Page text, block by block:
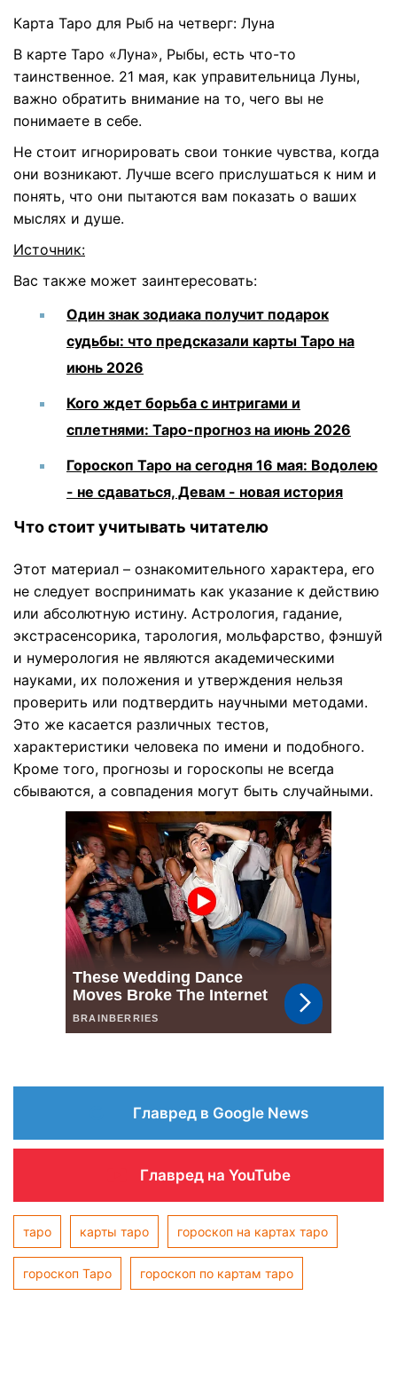
Карта Таро для Рыб на четверг: Луна
В карте Таро «Луна», Рыбы, есть что-то
таинственное. 21 мая, как управительница Луны,
важно обратить внимание на то, чего вы не
понимаете в себе.
Не стоит игнорировать свои тонкие чувства, когда
они возникают. Лучше всего прислушаться к ним и
понять, что они пытаются вам показать о ваших
мыслях и душе.
Источник:
Вас также может заинтересовать:
Один знак зодиака получит подарок
судьбы: что предсказали карты Таро на
июнь 2026
Кого ждет борьба с интригами и
сплетнями: Таро-прогноз на июнь 2026
Гороскоп Таро на сегодня 16 мая: Водолею
- не сдаваться, Девам - новая история
Что стоит учитывать читателю
Этот материал – ознакомительного характера, его
не следует воспринимать как указание к действию
или абсолютную истину. Астрология, гадание,
экстрасенсорика, тарология, мольфарство, фэншуй
и нумерология не являются академическими
науками, их положения и утверждения нельзя
проверить или подтвердить научными методами.
Это же касается различных тестов,
характеристики человека по имени и подобного.
Кроме того, прогнозы и гороскопы не всегда
сбываются, а совпадения могут быть случайными.
Главред в Google News
Главред на YouTube
таро карты таро гороскоп на картах таро
гороскоп Таро гороскоп по картам таро